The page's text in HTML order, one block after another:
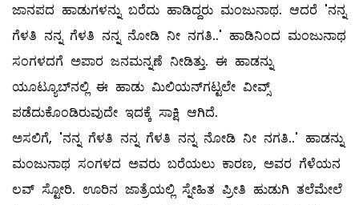
ಜಾನಪದ ಹಾಡುಗಳನ್ನು ಬರೆದು ಹಾಡಿದ್ದರು ಮಂಜುನಾಥ. ಆದರೆ 'ನನ್ನ
ಗೆಳತಿ ನನ್ನ ಗೆಳತಿ ನನ್ನ ನೋಡಿ ನೀ ನಗತಿ..' ಹಾಡಿನಿಂದ ಮಂಜುನಾಥ
ಸಂಗಳದಗೆ ಅಪಾರ ಜನಮನ್ನಣೆ ನೀಡಿತ್ತು. ಈ ಹಾಡನ್ನು
ಯೂಟ್ಯೂಬ್‌ನಲ್ಲಿ ಈ ಹಾಡು ಮಿಲಿಯನ್‌ಗಟ್ಟಲೇ ವೀವ್ಸ್
ಪಡೆದುಕೊಂಡಿರುವುದೇ ಇದಕ್ಕೆ ಸಾಕ್ಷಿ ಆಗಿದೆ.
ಅಸಲಿಗೆ, 'ನನ್ನ ಗೆಳತಿ ನನ್ನ ಗೆಳತಿ ನನ್ನ ನೋಡಿ ನೀ ನಗತಿ..' ಹಾಡನ್ನು
ಮಂಜುನಾಥ ಸಂಗಳದ ಅವರು ಬರೆಯಲು ಕಾರಣ, ಅವರ ಗೆಳೆಯನ
ಲವ್ ಸ್ಟೋರಿ. ಊರಿನ ಜಾತ್ರೆಯಲ್ಲಿ ಸ್ನೇಹಿತ ಪ್ರೀತಿ ಹುಡುಗಿ ತಲೆಮೇಲೆ